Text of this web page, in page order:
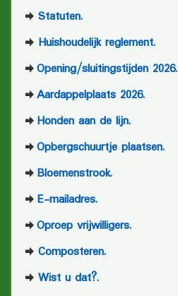
Statuten.
Huishoudelijk reglement.
Opening/sluitingstijden 2026.
Aardappelplaats 2026.
Honden aan de lijn.
Opbergschuurtje plaatsen.
Bloemenstrook.
E-mailadres.
Oproep vrijwilligers.
Composteren.
Wist u dat?.